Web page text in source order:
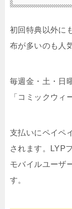
初回特典以外に
布が多いのも人
毎週金・土・日
「コミックウィ
支払いにペイペ
されます。LYP
モバイルユーザ
す。